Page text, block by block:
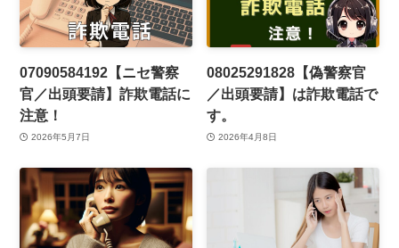
07090584192【ニセ警察
官／出頭要請】詐欺電話に
注意！
2026年5月7日
08025291828【偽警察官
／出頭要請】は詐欺電話で
す。
2026年4月8日